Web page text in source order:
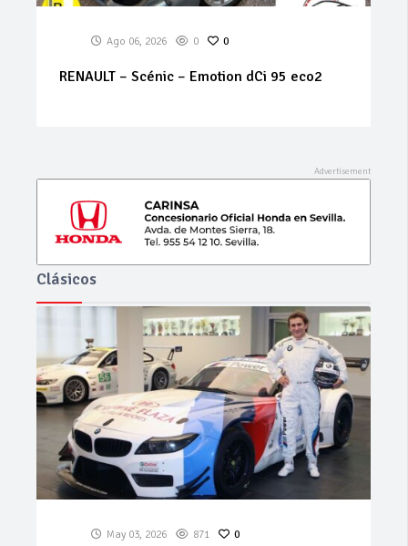
Ago 06, 2026 0 0
RENAULT – Mégane – 1.9 dCi 5p. Confort
Clásicos
May 03, 2026 871 0